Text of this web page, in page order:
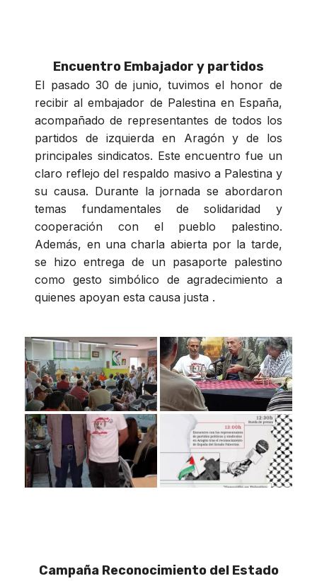
Encuentro Embajador y partidos
El pasado 30 de junio, tuvimos el honor de
recibir al embajador de Palestina en España,
acompañado de representantes de todos los
partidos de izquierda en Aragón y de los
principales sindicatos. Este encuentro fue un
claro reflejo del respaldo masivo a Palestina y
su causa. Durante la jornada se abordaron
temas fundamentales de solidaridad y
cooperación con el pueblo palestino.
Además, en una charla abierta por la tarde,
se hizo entrega de un pasaporte palestino
como gesto simbólico de agradecimiento a
quienes apoyan esta causa justa .
Campaña Reconocimiento del Estado